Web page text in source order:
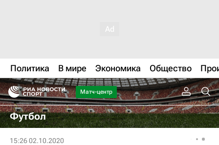
Политика В мире Экономика Общество
Матч-центр
Футбол
15:26 02.10.2020